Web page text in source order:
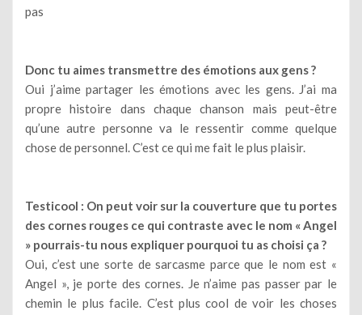
pas
Donc tu aimes transmettre des émotions aux gens ?
Oui j’aime partager les émotions avec les gens. J’ai ma
propre histoire dans chaque chanson mais peut-être
qu’une autre personne va le ressentir comme quelque
chose de personnel. C’est ce qui me fait le plus plaisir.
Testicool : On peut voir sur la couverture que tu portes
des cornes rouges ce qui contraste avec le nom « Angel
» pourrais-tu nous expliquer pourquoi tu as choisi ça ?
Oui, c’est une sorte de sarcasme parce que le nom est «
Angel », je porte des cornes. Je n’aime pas passer par le
chemin le plus facile. C’est plus cool de voir les choses